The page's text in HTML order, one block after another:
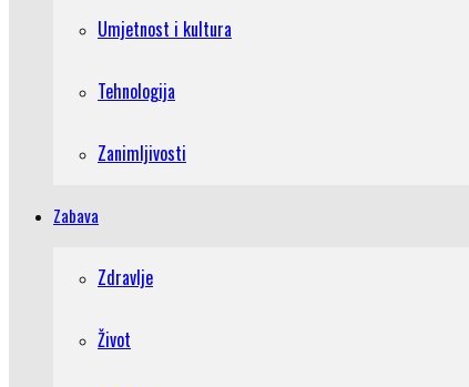
Umjetnost i kultura
Tehnologija
Zanimljivosti
Zabava
Zdravlje
Život